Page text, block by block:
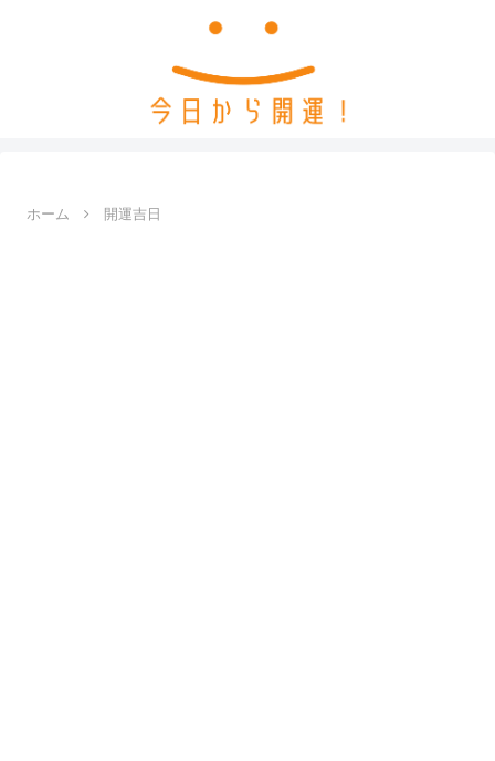
ホーム 開運吉日